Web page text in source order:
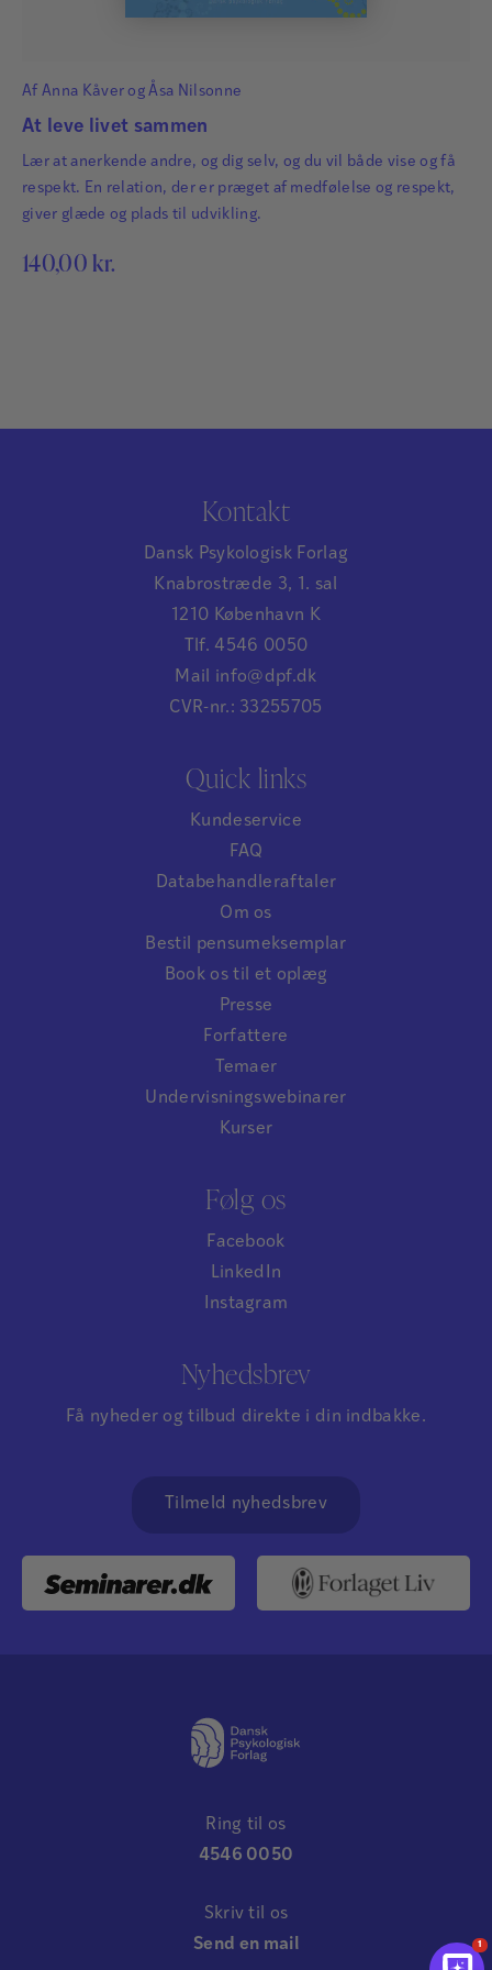
Af Anna Kåver ogÅsa Nilsonne
At leve livet sammen
Lær at anerkende andre, og dig selv, og du vil både vise og få
respekt. En relation, der er præget af medfølelse og respekt,
giver glæde og plads til udvikling.
140,00 kr.
Kontakt
Dansk Psykologisk Forlag
Knabrostræde 3, 1. sal
1210 København K
Tlf. 4546 0050
Mail info@dpf.dk
CVR-nr.: 33255705
Quick links
Kundeservice
FAQ
Databehandleraftaler
Om os
Bestil pensumeksemplar
Book os til et oplæg
Presse
Forfattere
Temaer
Undervisningswebinarer
Kurser
Følg os
Facebook
LinkedIn
Instagram
Nyhedsbrev
Få nyheder og tilbud direkte i din indbakke.
Tilmeld nyhedsbrev
Ring til os
4546 0050
Skriv til os
Send en mail
1